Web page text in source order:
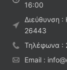
16:00
Διεύθυνση
26443
Τηλέφωνα :
Email :